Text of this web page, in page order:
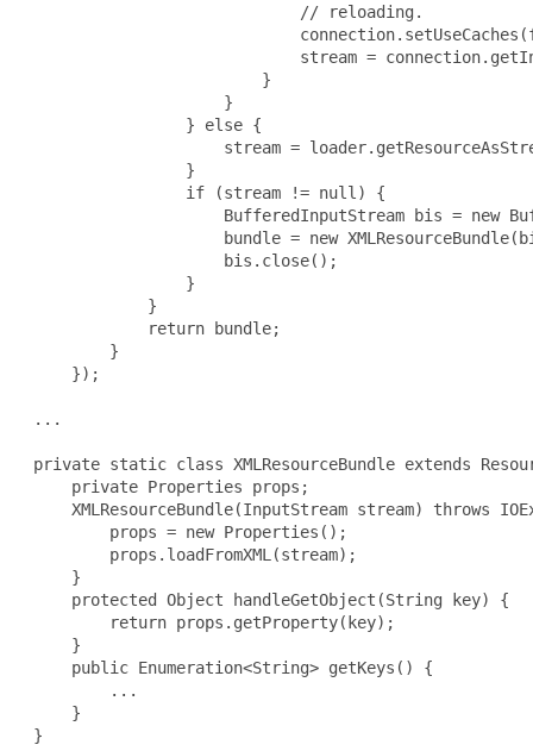
                             // reloading.
stream =
                         }
                     }
                 } else {
stream =
                 }
                 if (stream != null) {
BufferedInputStream bis = new
bundle = new
                     bis.close();
                 }
             }
             return bundle;
         }
     });
...
private static class XMLResourceBundle extends
     private Properties props;
XMLResourceBundle(InputStream stream) throws
         props = new Properties();
         props.loadFromXML(stream);
     }
     protected Object handleGetObject(String key) {
         return props.getProperty(key);
     }
     public Enumeration<String> getKeys() {
         ...
     }
}